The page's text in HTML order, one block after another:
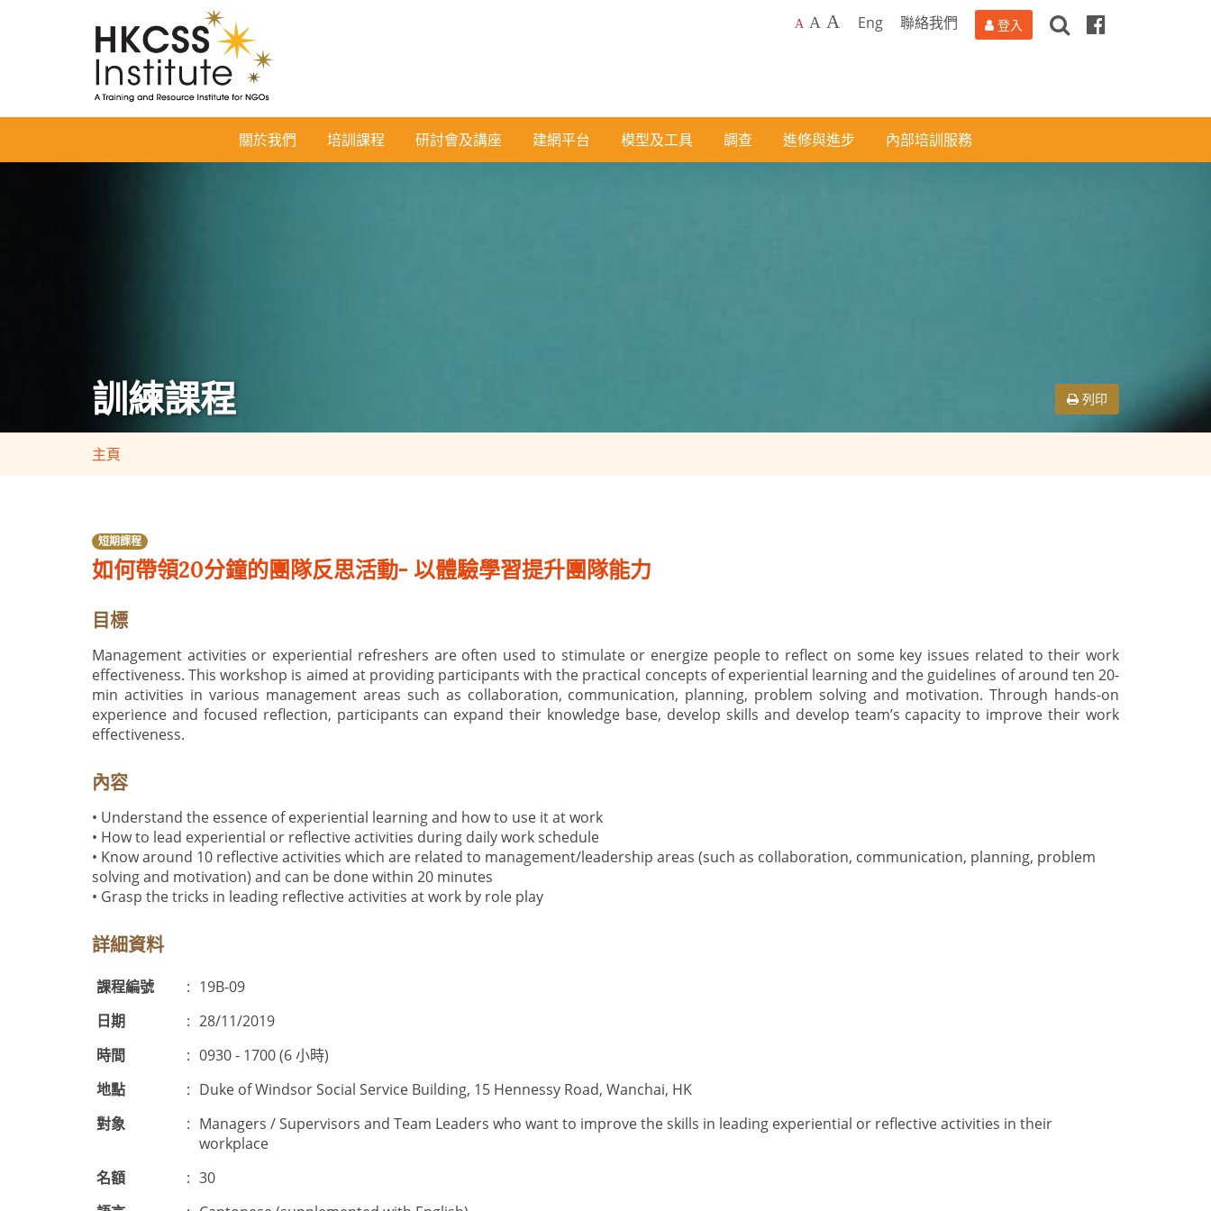
Institute
A A A Eng 聯絡我們 登入
搜 Facebook
關於我們 培訓課程 研討會及講座 建網平台 模型及工具 調查 進修與進步 內部培訓服務
訓練課程 列印
主頁
短期課程
如何帶領20分鐘的團隊反思活動- 以體驗學習提升團隊能力
目標
Management activities or experiential refreshers are often used to stimulate or energize people to reflect on some key issues related to their work
effectiveness. This workshop is aimed at providing participants with the practical concepts of experiential learning and the guidelines of around ten 20-
min activities in various management areas such as collaboration, communication, planning, problem solving and motivation. Through hands-on
experience and focused reflection, participants can expand their knowledge base, develop skills and develop team’s capacity to improve their work
effectiveness.
內容
• Understand the essence of experiential learning and how to use it at work
• How to lead experiential or reflective activities during daily work schedule
• Know around 10 reflective activities which are related to management/leadership areas (such as collaboration, communication, planning, problem
solving and motivation) and can be done within 20 minutes
• Grasp the tricks in leading reflective activities at work by role play
詳細資料
課程編號 : 19B-09
日期
: 28/11/2019
時間
: 0930 - 1700 (6 小時)
地點
: Duke of Windsor Social Service Building, 15 Hennessy Road, Wanchai, HK
對象
: Managers / Supervisors and Team Leaders who want to improve the skills in leading experiential or reflective activities in their
workplace
名額
: 30